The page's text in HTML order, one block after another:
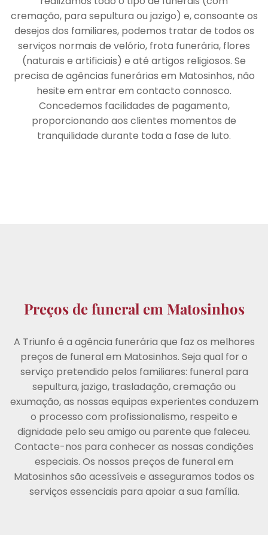
cremação, para sepultura ou jazigo) e, consoante os
desejos dos familiares, podemos tratar de todos os
serviços normais de velório, frota funerária, flores
(naturais e artificiais) e até artigos religiosos. Se
precisa de agências funerárias em Matosinhos, não
hesite em entrar em contacto connosco.
Concedemos facilidades de pagamento,
proporcionando aos clientes momentos de
tranquilidade durante toda a fase de luto.
Preços de funeral em Matosinhos
A Triunfo é a agência funerária que faz os melhores
preços de funeral em Matosinhos. Seja qual for o
serviço pretendido pelos familiares: funeral para
sepultura, jazigo, trasladação, cremação ou
exumação, as nossas equipas experientes conduzem
o processo com profissionalismo, respeito e
dignidade pelo seu amigo ou parente que faleceu.
Contacte-nos para conhecer as nossas condições
especiais. Os nossos preços de funeral em
Matosinhos são acessíveis e asseguramos todos os
serviços essenciais para apoiar a sua família.
PLANO
Arrábida
Sepultura Cremação
€996,00